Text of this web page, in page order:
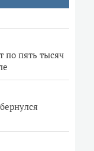
по пять тысяч